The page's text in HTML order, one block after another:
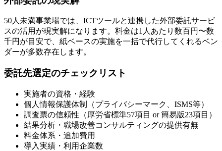
50人未満事業場では、ICTツールと連携した外部委託サービ
スの活用が現実解になります。料金は1人あたり数百円〜数
千円が目安で、紙ベースの実施を一括で代行してくれるベン
ダーが多数存在します。
委託先選定のチェックリスト
実施者の資格・経験
個人情報保護体制（プライバシーマーク、ISMS等）
調査票の信頼性（厚労省標準57項目 or 簡易版23項目）
結果分析・職場改善コンサルティングの提供有無
料金体系・追加費用
導入実績・利用企業数